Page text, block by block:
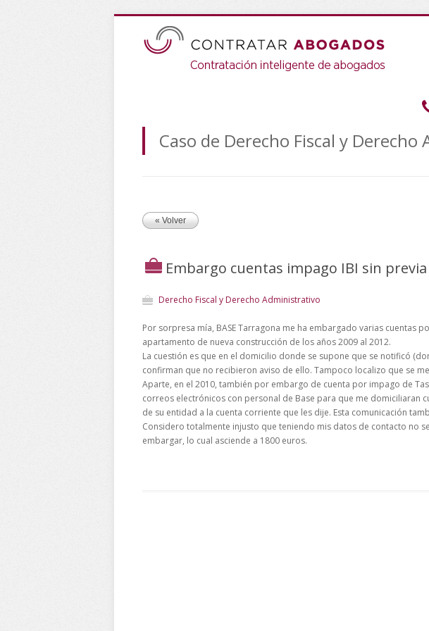
Caso de Derecho Fiscal y
« Volver
Embargo cuentas impago IBI sin
Derecho Fiscal y Derecho Administrativo
Por sorpresa mía, BASE Tarragona me ha embargado varias cuentas
apartamento de nueva construcción de los años 2009 al 2012.
La cuestión es que en el domicilio donde se supone que se notificó
confirman que no recibieron aviso de ello. Tampoco localizo que se
Aparte, en el 2010, también por embargo de cuenta por impago de
correos electrónicos con personal de Base para que me domiciliaran
de su entidad a la cuenta corriente que les dije. Esta comunicación
Considero totalmente injusto que teniendo mis datos de contacto no
embargar, lo cual asciende a 1800 euros.